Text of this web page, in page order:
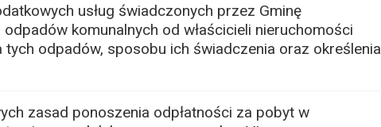
usług świadczonych przez Gminę
komunalnych od właścicieli nieruchomości
tych odpadów, sposobu ich świadczenia oraz określenia
zasad ponoszenia odpłatności za pobyt w